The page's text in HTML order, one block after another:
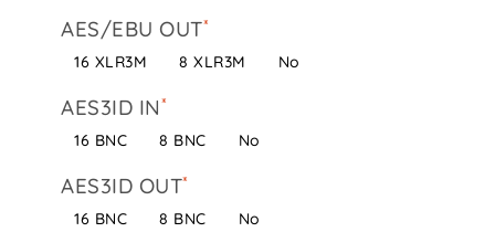
AES/EBU OUT
16 XLR3M 8 XLR3M No
AES3ID IN
16 BNC 8 BNC No
AES3ID OUT
16 BNC 8 BNC No